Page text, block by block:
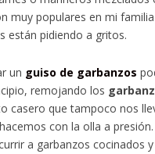
muy populares en mi
están pidiendo a gritos.
un guiso de garbanzos
remojando los
casero que tampoco nos
con la olla a
a garbanzos cocinados